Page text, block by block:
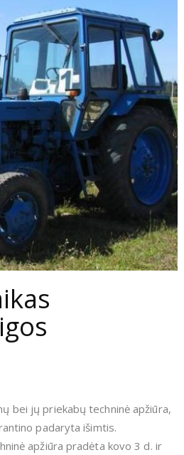
bei jų priekabų techninė apžiūra,
padaryta išimtis.
apžiūra pradėta kovo 3 d. ir